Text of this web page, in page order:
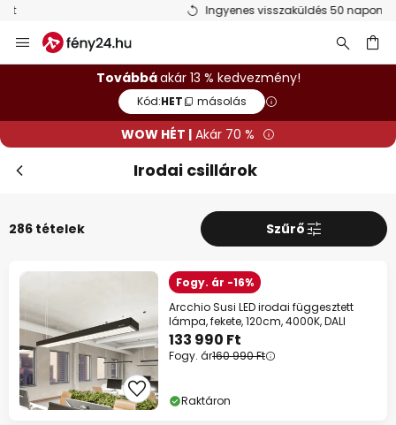
Ingyenes visszaküldés 50 napon belül
Ugrás
a
tartalomhozTovábbáakár 13 % kedvezmény!
Kód:HET másolás
WOW HÉT | Akár 70 %
Irodai csillárok
286 tételek Szűrő
Fogy. ár -16%
Arcchio Susi LED irodai függesztett
lámpa, fekete, 120cm, 4000K, DALI
133 990 Ft
Fogy. ár160 990 Ft
Raktáron
10%39 990 Ft felett
13%59 990 Ft felett
Spórolj most
*Mentes gyartok